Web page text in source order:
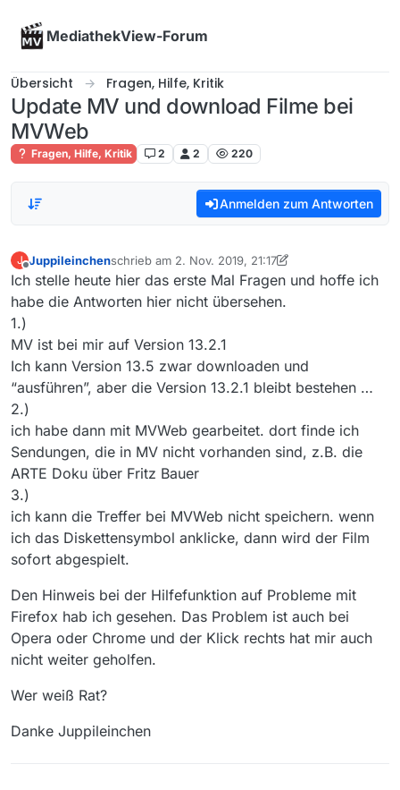
MediathekView-Forum
Übersicht Fragen, Hilfe, Kritik
Update MV und download Filme bei
MVWeb
Fragen, Hilfe, Kritik 2 2 220
Anmelden zum Antworten
J
Offline
Juppileinchenschrieb am 2. Nov. 2019, 21:17
zuletzt editiert von Juppileinchen
Ich stelle heute hier das erste Mal Fragen und hoffe ich
habe die Antworten hier nicht übersehen.
1.)
MV ist bei mir auf Version 13.2.1
Ich kann Version 13.5 zwar downloaden und
“ausführen”, aber die Version 13.2.1 bleibt bestehen …
2.)
ich habe dann mit MVWeb gearbeitet. dort finde ich
Sendungen, die in MV nicht vorhanden sind, z.B. die
ARTE Doku über Fritz Bauer
3.)
ich kann die Treffer bei MVWeb nicht speichern. wenn
ich das Diskettensymbol anklicke, dann wird der Film
sofort abgespielt.
Den Hinweis bei der Hilfefunktion auf Probleme mit
Firefox hab ich gesehen. Das Problem ist auch bei
Opera oder Chrome und der Klick rechts hat mir auch
nicht weiter geholfen.
Wer weiß Rat?
Danke Juppileinchen